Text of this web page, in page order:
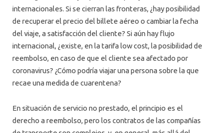
internacionales. Si se cierran las fronteras, ¿hay posibilidad
de recuperar el precio del billete aéreo o cambiar la fecha
del viaje, a satisfacción del cliente? Si aún hay flujo
internacional, ¿existe, en la tarifa low cost, la posibilidad de
reembolso, en caso de que el cliente sea afectado por
coronavirus? ¿Cómo podría viajar una persona sobre la que
recae una medida de cuarentena?
En situación de servicio no prestado, el principio es el
derecho a reembolso, pero los contratos de las compañías